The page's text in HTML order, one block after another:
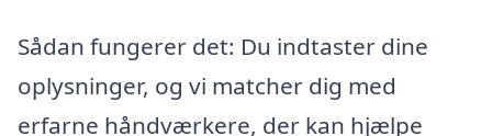
Sådan fungerer det: Du indtaster dine
oplysninger, og vi matcher dig med
erfarne håndværkere, der kan hjælpe